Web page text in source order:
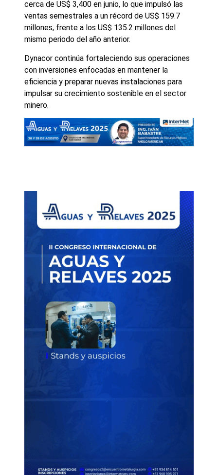
cerca de US$ 3,400 en junio, lo que impulsó las
ventas semestrales a un récord de US$ 159.7
millones, frente a los US$ 135.2 millones del
mismo periodo del año anterior.
Dynacor continúa fortaleciendo sus operaciones
con inversiones enfocadas en mantener la
eficiencia y preparar nuevas instalaciones para
impulsar su crecimiento sostenible en el sector
minero.